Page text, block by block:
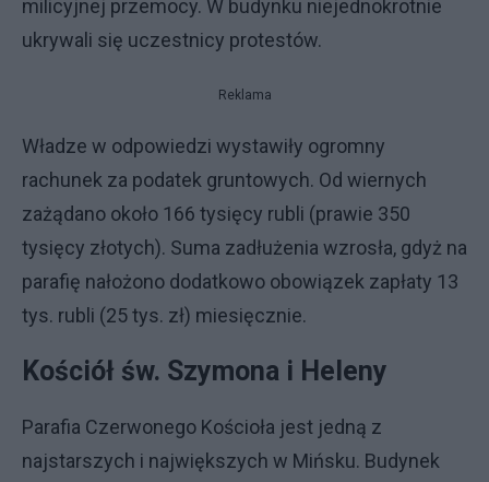
milicyjnej przemocy. W budynku niejednokrotnie
ukrywali się uczestnicy protestów.
Reklama
Władze w odpowiedzi wystawiły ogromny
rachunek za podatek gruntowych. Od wiernych
zażądano około 166 tysięcy rubli (prawie 350
tysięcy złotych). Suma zadłużenia wzrosła, gdyż na
parafię nałożono dodatkowo obowiązek zapłaty 13
tys. rubli (25 tys. zł) miesięcznie.
Kościół św. Szymona i Heleny
Parafia Czerwonego Kościoła jest jedną z
najstarszych i największych w Mińsku. Budynek